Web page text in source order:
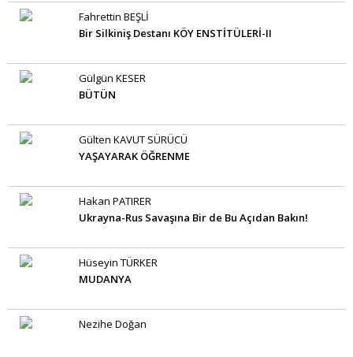
Fahrettin BEŞLİ
Bir Silkiniş Destanı KÖY ENSTİTÜLERİ-II
Gülgün KESER
BÜTÜN
Gülten KAVUT SÜRÜCÜ
YAŞAYARAK ÖĞRENME
Hakan PATIRER
Ukrayna-Rus Savaşına Bir de Bu Açıdan Bakın!
Hüseyin TÜRKER
MUDANYA
Nezihe Doğan